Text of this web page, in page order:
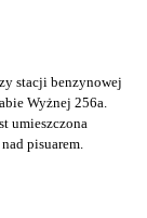
stacji benzynowej
Wyżnej 256a.
umieszczona
pisuarem.